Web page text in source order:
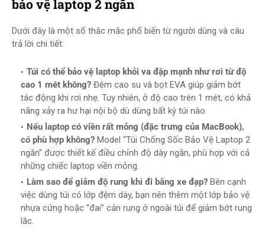
bảo vệ laptop 2 ngăn
Dưới đây là một số thắc mắc phổ biến từ người dùng và câu
trả lời chi tiết:
Túi có thể bảo vệ laptop khỏi va đập mạnh như rơi từ độ
cao 1 mét không? Đệm cao su và bọt EVA giúp giảm bớt
tác động khi rơi nhẹ. Tuy nhiên, ở độ cao trên 1 mét, có khả
năng xảy ra hư hại nội bộ dù dùng bất kỳ túi nào.
Nếu laptop có viền rất mỏng (đặc trưng của MacBook),
có phù hợp không? Model “Túi Chống Sốc Bảo Vệ Laptop 2
ngăn” được thiết kế điều chỉnh độ dày ngăn, phù hợp với cả
những chiếc laptop viền mỏng.
Làm sao để giảm độ rung khi đi bằng xe đạp? Bên cạnh
việc dùng túi có lớp đệm dày, bạn nên thêm một lớp bảo vệ
nhựa cứng hoặc “đai” cản rung ở ngoài túi để giảm bớt rung
lắc.